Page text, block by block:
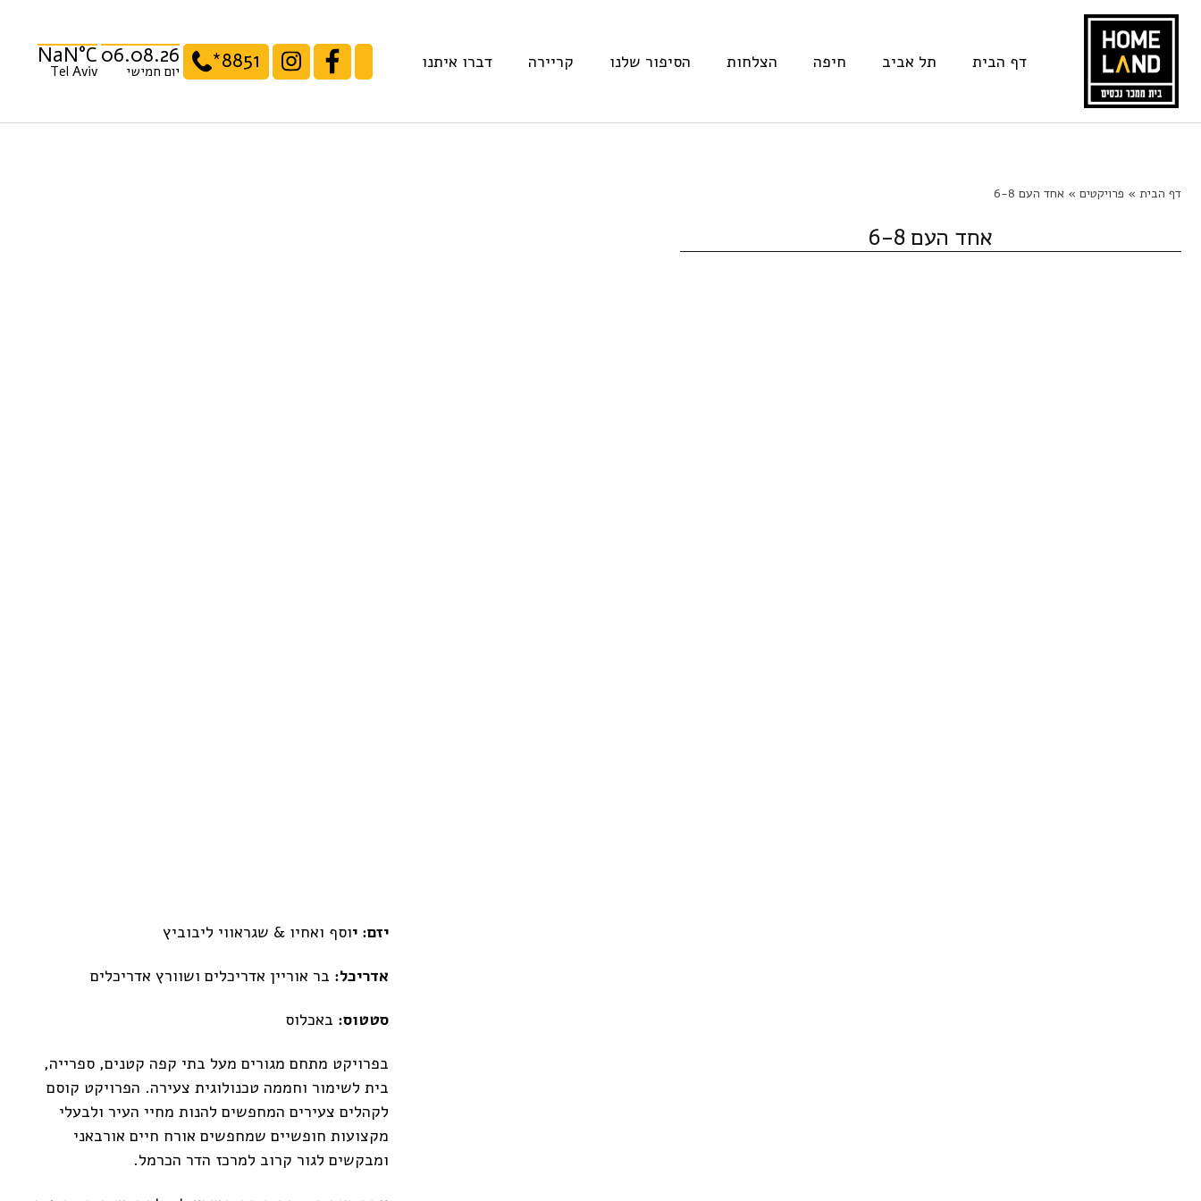
Skip
content
דף הבית תל אביב חיפה הצלחות הסיפור שלנו קריירה דברו איתנו *8851
06.08.26
יום חמישי
NaN°C
Tel Aviv
דף הבית» פרויקטים» אחד העם 6-8
אחד העם 6-8
יזם: יוסף ואחיו & שגראווי ליבוביץ
אדריכל: בר אוריין אדריכלים ושוורץ אדריכלים
סטטוס: באכלוס
בפרויקט מתחם מגורים מעל בתי קפה קטנים, ספרייה,
בית לשימור וחממה טכנולוגית צעירה. הפרויקט קוסם
לקהלים צעירים המחפשים להנות מחיי העיר ולבעלי
מקצועות חופשיים שמחפשים אורח חיים אורבאני
ומבקשים לגור קרוב למרכז הדר הכרמל.